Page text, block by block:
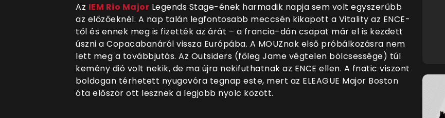
Az IEM Rio Major Legends Stage-ének harmadik napja sem volt egyszerűbb
az előzőeknél. A nap talán legfontosabb meccsén kikapott a Vitality az ENCE-
től és ennek meg is fizették az árát – a francia–dán csapat már el is kezdett
úszni a Copacabanáról vissza Európába. A MOUZnak első próbálkozásra nem
lett meg a továbbjutás. Az Outsiders (főleg Jame végtelen bölcsessége) túl
kemény dió volt nekik, de ma újra nekifuthatnak az ENCE ellen. A fnatic viszont
boldogan térhetett nyugovóra tegnap este, mert az ELEAGUE Major Boston
óta először ott lesznek a legjobb nyolc között.